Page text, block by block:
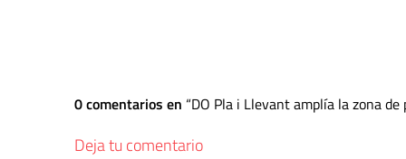
0 comentarios en DO Pla i Llevant amplía la zona de
Deja tu comentario